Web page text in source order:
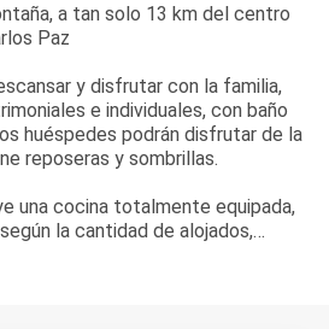
a tan solo 13 km del centro
Paz
y disfrutar con la familia,
e individuales, con baño
huéspedes podrán disfrutar de la
reposeras y sombrillas.
una cocina totalmente equipada,
la cantidad de alojados,